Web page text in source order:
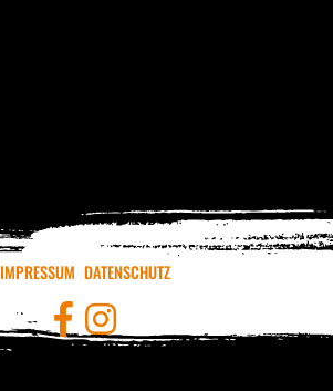
IMPRESSUM DATENSCHUTZ